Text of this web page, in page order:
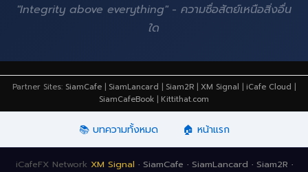
"Integrity above everything" - ความซื่อสัตย์เหนือสิ่งอื่น
ใด
Partner Sites: SiamCafe | SiamLancard | Siam2R | XM Signal | iCafe Cloud |
SiamCafeBook | Kittithat.com
📚 บทความทั้งหมด 🏠 หน้าแรก
iCafeFX Network XM Signal · SiamCafe · SiamLancard · Siam2R ·